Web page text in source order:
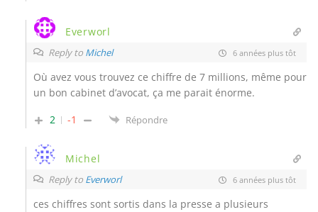
Everworl
Reply to Michel 6 années plus tôt
Où avez vous trouvez ce chiffre de 7 millions, même pour
un bon cabinet d’avocat, ça me parait énorme.
2
-1 Répondre
Michel
Reply to Everworl 6 années plus tôt
ces chiffres sont sortis dans la presse a plusieurs